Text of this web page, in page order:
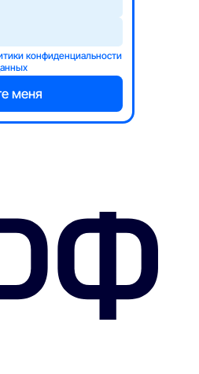
конфиденциальности